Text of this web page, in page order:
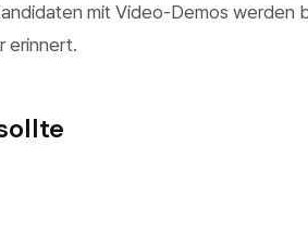
mit Video-Demos werden
erinnert.